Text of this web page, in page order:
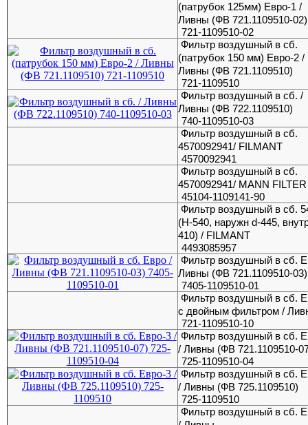
(патрубок 125мм) Евро-1 /
Ливны (ФВ 721.1109510-02)
721-1109510-02
Фильтр воздушный в сб.
(патрубок 150 мм) Евро-2 /
Ливны (ФВ 721.1109510)
721-1109510
Фильтр воздушный в сб. /
Ливны (ФВ 722.1109510)
740-1109510-03
Фильтр воздушный в сб.
4570092941/ FILMANT
4570092941
Фильтр воздушный в сб.
4570092941/ MANN FILTER
45104-1109141-90
Фильтр воздушный в сб.
(H-540, наружн d-445,
410) / FILMANT
4493085957
Фильтр воздушный в сб.
Ливны (ФВ 721.1109510-03)
7405-1109510-01
Фильтр воздушный в сб.
с двойным фильтром /
721-1109510-10
Фильтр воздушный в сб.
/ Ливны (ФВ 721.1109510-
725-1109510-04
Фильтр воздушный в сб.
/ Ливны (ФВ 725.1109510)
725-1109510
Фильтр воздушный в сб.